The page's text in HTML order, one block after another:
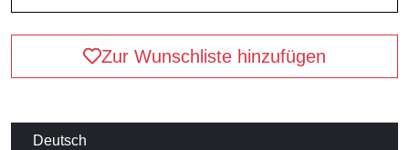
Zur Wunschliste hinzufügen
Deutsch